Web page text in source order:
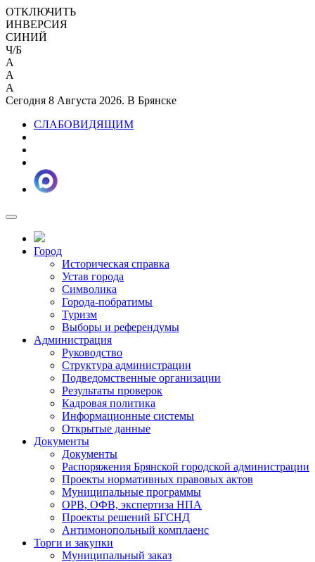
ОТКЛЮЧИТЬ
ИНВЕРСИЯ
СИНИЙ
Ч/Б
A
A
A
Сегодня 8 Августа 2026. В Брянске
СЛАБОВИДЯЩИМ
Город
Историческая справка
Устав города
Символика
Города-побратимы
Туризм
Выборы и референдумы
Администрация
Руководство
Структура администрации
Подведомственные организации
Результаты проверок
Кадровая политика
Информационные системы
Открытые данные
Документы
Документы
Распоряжения Брянской городской администрации
Проекты нормативных правовых актов
Муниципальные программы
ОРВ, ОФВ, экспертиза НПА
Проекты решений БГСНД
Антимонопольный комплаенс
Торги и закупки
Муниципальный заказ